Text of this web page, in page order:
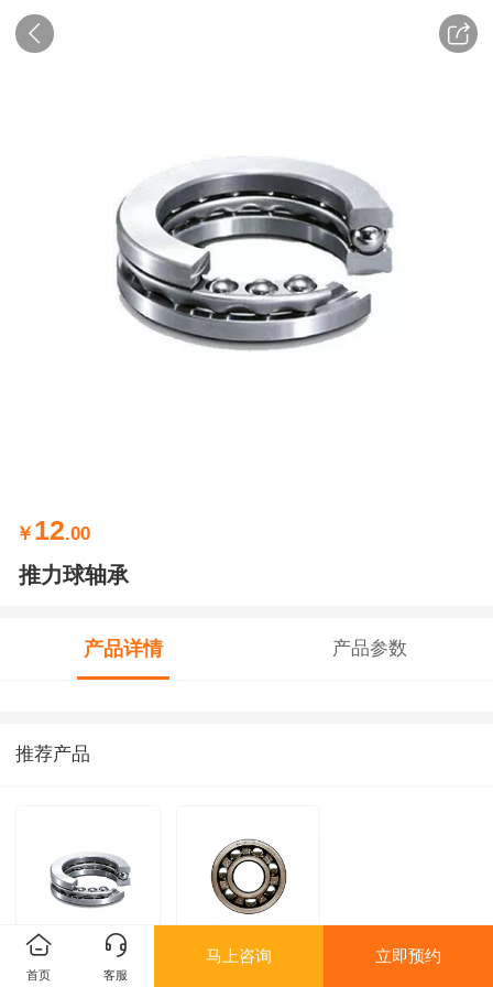
￥ 12.00
推力球轴承
产品详情 产品参数
推荐产品
推力球轴承
首页 客服
马上咨询 立即预约